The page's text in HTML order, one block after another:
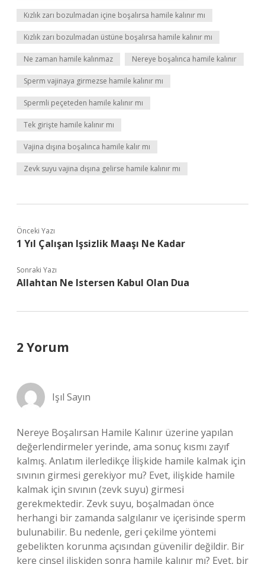
Kızlık zarı bozulmadan içine boşalırsa hamile kalınır mı
Kızlık zarı bozulmadan üstüne boşalırsa hamile kalınır mı
Ne zaman hamile kalınmaz Nereye boşalınca hamile kalınır
Sperm vajinaya girmezse hamile kalınır mı
Spermli peçeteden hamile kalınır mı
Tek girişte hamile kalınır mı
Vajina dışına boşalınca hamile kalır mı
Zevk suyu vajina dışına gelirse hamile kalınır mı
Önceki Yazı
1 Yıl Çalışan Işsizlik Maaşı Ne Kadar
Sonraki Yazı
Allahtan Ne Istersen Kabul Olan Dua
2 Yorum
Işıl Sayın
Nereye Boşalırsan Hamile Kalınır üzerine yapılan
değerlendirmeler yerinde, ama sonuç kısmı zayıf
kalmış. Anlatım ilerledikçe İlişkide hamile kalmak için
sıvının girmesi gerekiyor mu? Evet, ilişkide hamile
kalmak için sıvının (zevk suyu) girmesi
gerekmektedir. Zevk suyu, boşalmadan önce
herhangi bir zamanda salgılanır ve içerisinde sperm
bulunabilir. Bu nedenle, geri çekilme yöntemi
gebelikten korunma açısından güvenilir değildir. Bir
kere cinsel ilişkiden sonra hamile kalınır mı? Evet, bir